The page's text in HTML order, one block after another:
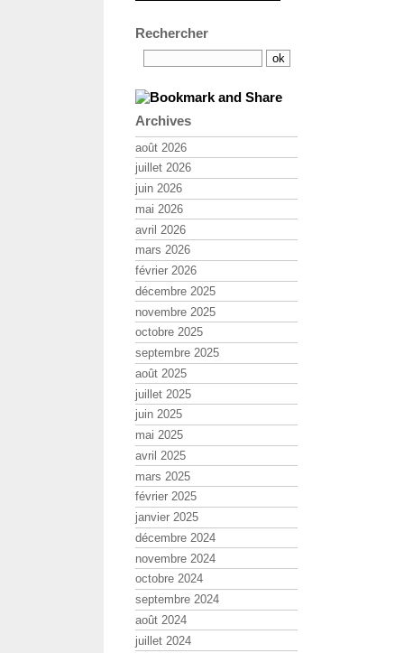
Rechercher
Archives
août 2026
juillet 2026
juin 2026
mai 2026
avril 2026
mars 2026
février 2026
décembre 2025
novembre 2025
octobre 2025
septembre 2025
août 2025
juillet 2025
juin 2025
mai 2025
avril 2025
mars 2025
février 2025
janvier 2025
décembre 2024
novembre 2024
octobre 2024
septembre 2024
août 2024
juillet 2024